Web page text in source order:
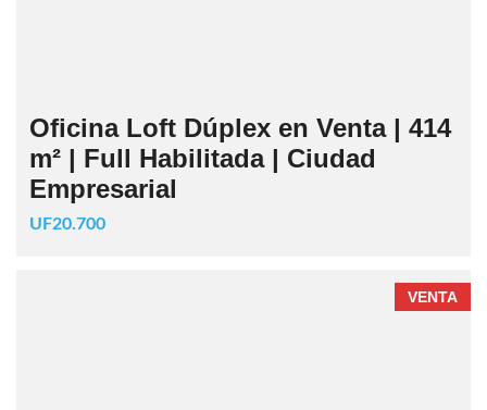
Oficina Loft Dúplex en Venta | 414
m² | Full Habilitada | Ciudad
Empresarial
UF20.700
VENTA